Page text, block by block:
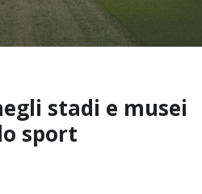
stadi e musei
sport